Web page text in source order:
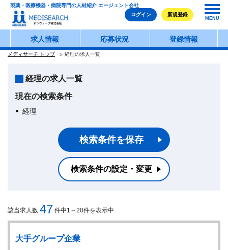
製薬・医療機器・病院専門の人材紹介 エージェント会社
ログイン
新規登録
MENU
求人情報 応募状況 登録情報
メディサーチ トップ 経理の求人一覧
経理の求人一覧
現在の検索条件
経理
検索条件を保存
検索条件の設定・変更
該当求人数 47 件中1～20件を表示中
大手グループ企業